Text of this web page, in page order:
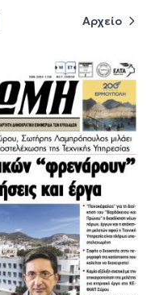
Αρχείο